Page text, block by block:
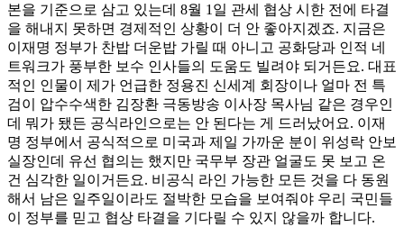
본을 기준으로 삼고 있는데 8월 1일 관세 협상 시한 전에 타결
을 해내지 못하면 경제적인 상황이 더 안 좋아지겠죠. 지금은
이재명 정부가 찬밥 더운밥 가릴 때 아니고 공화당과 인적 네
트워크가 풍부한 보수 인사들의 도움도 빌려야 되거든요. 대표
적인 인물이 제가 언급한 정용진 신세계 회장이나 얼마 전 특
검이 압수수색한 김장환 극동방송 이사장 목사님 같은 경우인
데 뭐가 됐든 공식라인으로는 안 된다는 게 드러났어요. 이재
명 정부에서 공식적으로 미국과 제일 가까운 분이 위성락 안보
실장인데 유선 협의는 했지만 국무부 장관 얼굴도 못 보고 온
건 심각한 일이거든요. 비공식 라인 가능한 모든 것을 다 동원
해서 남은 일주일이라도 절박한 모습을 보여줘야 우리 국민들
이 정부를 믿고 협상 타결을 기다릴 수 있지 않을까 합니다.